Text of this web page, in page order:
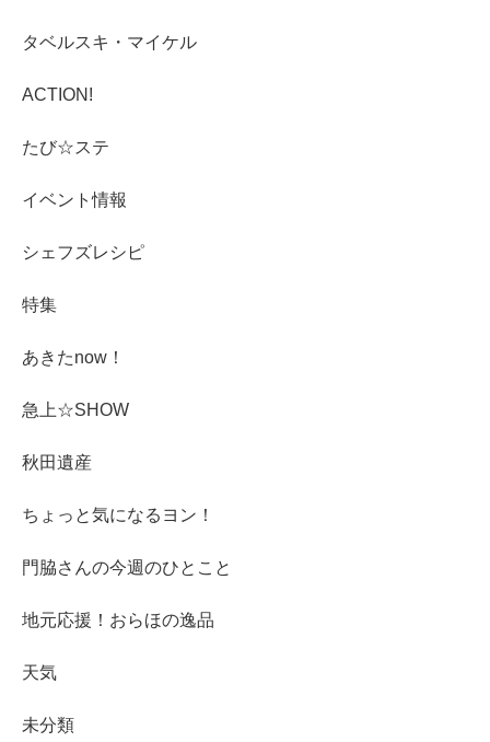
タベルスキ・マイケル
ACTION!
たび☆ステ
イベント情報
シェフズレシピ
特集
あきたnow！
急上☆SHOW
秋田遺産
ちょっと気になるヨン！
門脇さんの今週のひとこと
地元応援！おらほの逸品
天気
未分類